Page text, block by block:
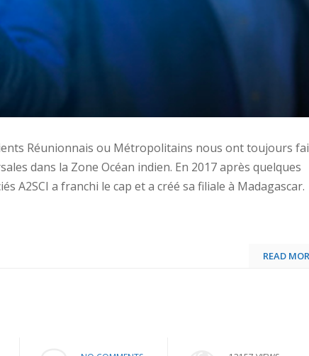
Réunionnais ou Métropolitains nous ont toujours
dans la Zone Océan indien. En 2017 après quelques
A2SCI a franchi le cap et a créé sa filiale à Madagascar.
READ